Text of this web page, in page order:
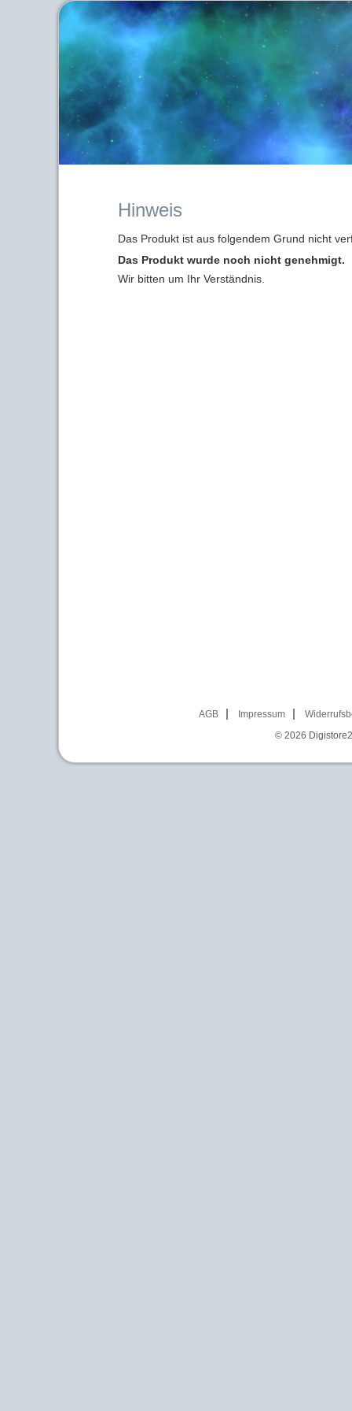
Hinweis
Das Produkt ist aus folgendem Grund nicht
Das Produkt wurde noch nicht genehmigt.
Wir bitten um Ihr Verständnis.
AGB Impressum
© 2026